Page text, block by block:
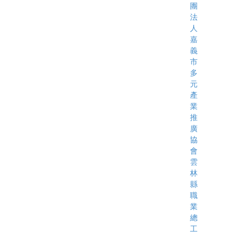
團
法
人
嘉
義
市
多
元
產
業
推
廣
協
會
雲
林
縣
職
業
總
工